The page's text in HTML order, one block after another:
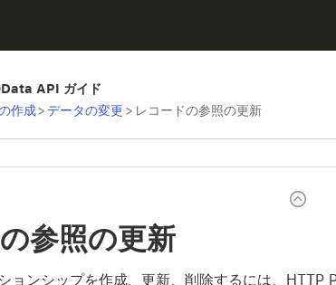
API ガイド
作成> データの変更 > レコードの参照の更新
参照の更新
ョンシップを作成、更新、削除するには、